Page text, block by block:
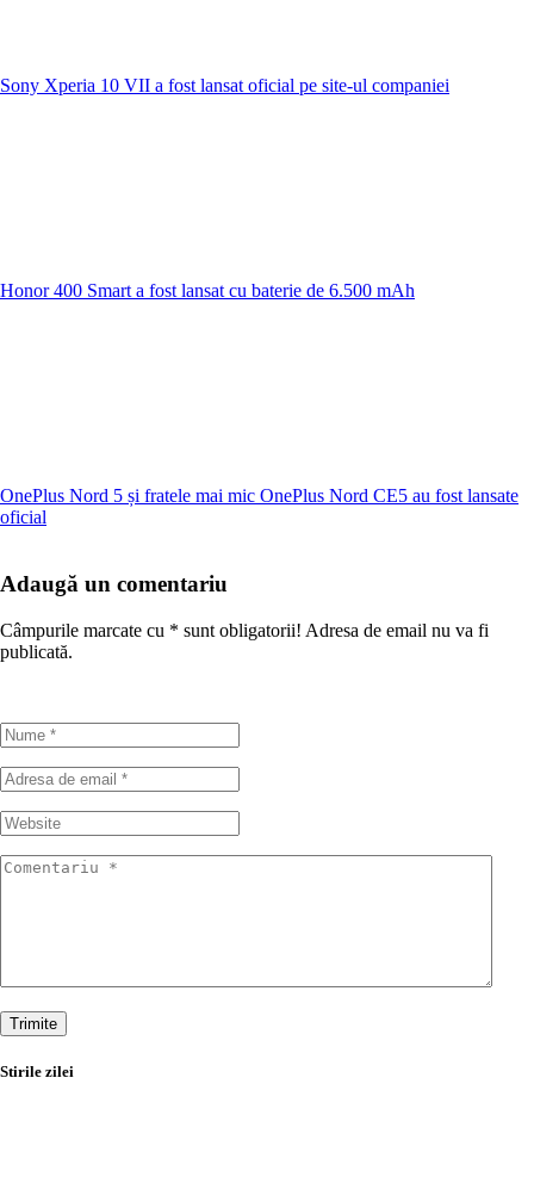
Sony Xperia 10 VII a fost lansat oficial pe site-ul companiei
Honor 400 Smart a fost lansat cu baterie de 6.500 mAh
OnePlus Nord 5 și fratele mai mic OnePlus Nord CE5 au fost lansate
oficial
Adaugă un comentariu
Câmpurile marcate cu * sunt obligatorii! Adresa de email nu va fi
publicată.
Trimite
Stirile zilei